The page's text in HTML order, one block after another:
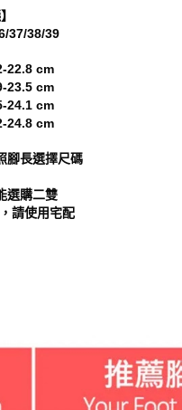
37/38/39
22.8 cm
23.5 cm
24.1 cm
24.8 cm
腳長選擇尺碼
選購二雙
請使用宅配